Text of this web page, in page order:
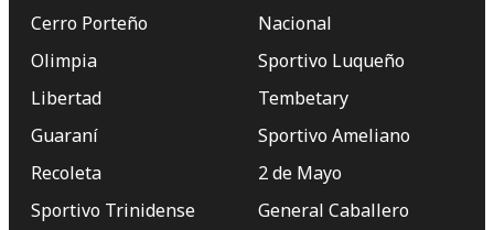
Cerro Porteño
Olimpia
Libertad
Guaraní
Recoleta
Sportivo Trinidense
Nacional
Sportivo Luqueño
Tembetary
Sportivo Ameliano
2 de Mayo
General Caballero